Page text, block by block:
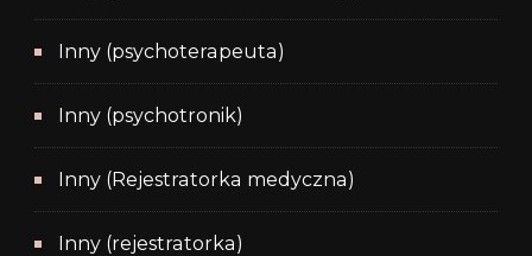
Inny (psychoterapeuta)
Inny (psychotronik)
Inny (Rejestratorka medyczna)
Inny (rejestratorka)